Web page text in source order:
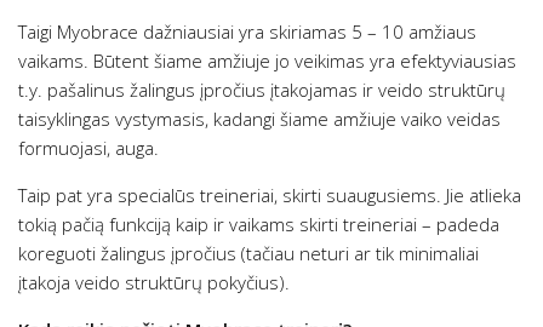
Taigi Myobrace dažniausiai yra skiriamas 5 – 10 amžiaus
vaikams. Būtent šiame amžiuje jo veikimas yra efektyviausias
t.y. pašalinus žalingus įpročius įtakojamas ir veido struktūrų
taisyklingas vystymasis, kadangi šiame amžiuje vaiko veidas
formuojasi, auga.
Taip pat yra specialūs treineriai, skirti suaugusiems. Jie atlieka
tokią pačią funkciją kaip ir vaikams skirti treineriai – padeda
koreguoti žalingus įpročius (tačiau neturi ar tik minimaliai
įtakoja veido struktūrų pokyčius).